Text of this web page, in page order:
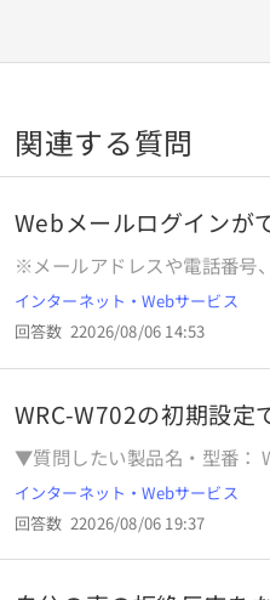
関連する質問
Webメールログインが
※メールアドレスや電話番号
ないようご注意ください。 ▼製品・サービス名を記入してく
ださい。 【ぷらら（インターネ
のようなことでお困りでしょ
ルに至った経緯、試したこと
信できないなど plalaへのロ
ンのメールアドレスに日常使
れるのか、手元にあるぷらら
ーIDを いれるのかわかりませ
ド、本パスワードを入れても
インターネット・Webサービス
回答数 22026/08/06 14:53
WRC-W702の初期設定
で
​▼質問したい製品名・型番：​​ ​​WRC-
とや、表示されるエラー内容
ット接続ができない ▼製品と接続しているパソコンもしくは
スマートフォンのOSやバー
MacOS・iOS・Androidなど）：
インターネット・Webサービス
回答数 22026/08/06 19:37